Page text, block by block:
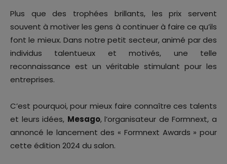
Plus que des trophées brillants, les prix servent
souvent à motiver les gens à continuer à faire ce qu’ils
font le mieux. Dans notre petit secteur, animé par des
individus talentueux et motivés, une telle
reconnaissance est un véritable stimulant pour les
entreprises.
C’est pourquoi, pour mieux faire connaître ces talents
et leurs idées, Mesago, l’organisateur de Formnext, a
annoncé le lancement des « Formnext Awards » pour
cette édition 2024 du salon.